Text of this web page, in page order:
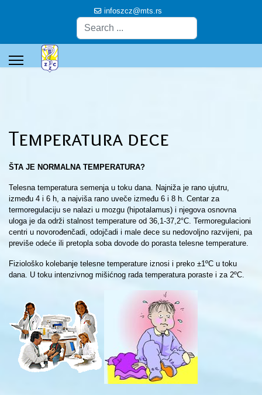
infoszcz@mts.rs
Temperatura dece
ŠTA JE NORMALNA TEMPERATURA?
Telesna temperatura semenja u toku dana. Najniža je rano ujutru,
između 4 i 6 h, a najviša rano uveče između 6 i 8 h. Centar za
termoregulaciju se nalazi u mozgu (hipotalamus) i njegova osnovna
uloga je da održi stalnost temperature od 36,1-37,2°C. Termoregulacioni
centri u novorođenčadi, odojčadi i male dece su nedovoljno razvijeni, pa
previše odeće ili pretopla soba dovode do porasta telesne temperature.
Fiziološko kolebanje telesne temperature iznosi i preko ±1ºC u toku
dana. U toku intenzivnog mišićnog rada temperatura poraste i za 2ºC.